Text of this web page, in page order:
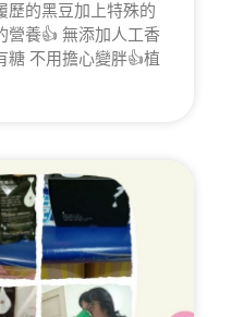
歷的黑豆加上特殊的
營養👍 無添加人工香
糖 不用擔心變胖👍植